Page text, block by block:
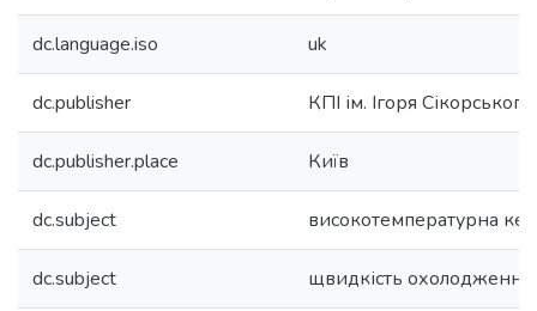
dc.language.iso uk
dc.publisher КПІ ім. Ігоря Сікорського
dc.publisher.place Київ
dc.subject високотемпературна
dc.subject щвидкість охолодження